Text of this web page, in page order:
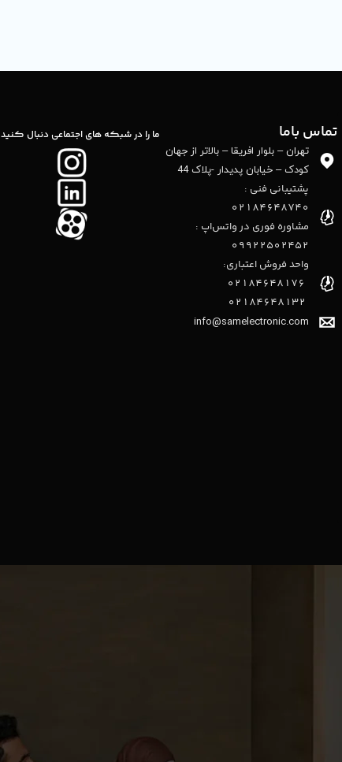
تماس باما
تهران – بلوار افریقا – بالاتر از جهان
کودک – خیابان پدیدار -پلاک 44
پشتیبانی فنی :
02184648740
مشاوره فوری در واتس‌اپ :
09922502452
واحد فروش اعتباری:
info@samelectronic.com
ما را در شبکه های اجتماعی دنبال کنید